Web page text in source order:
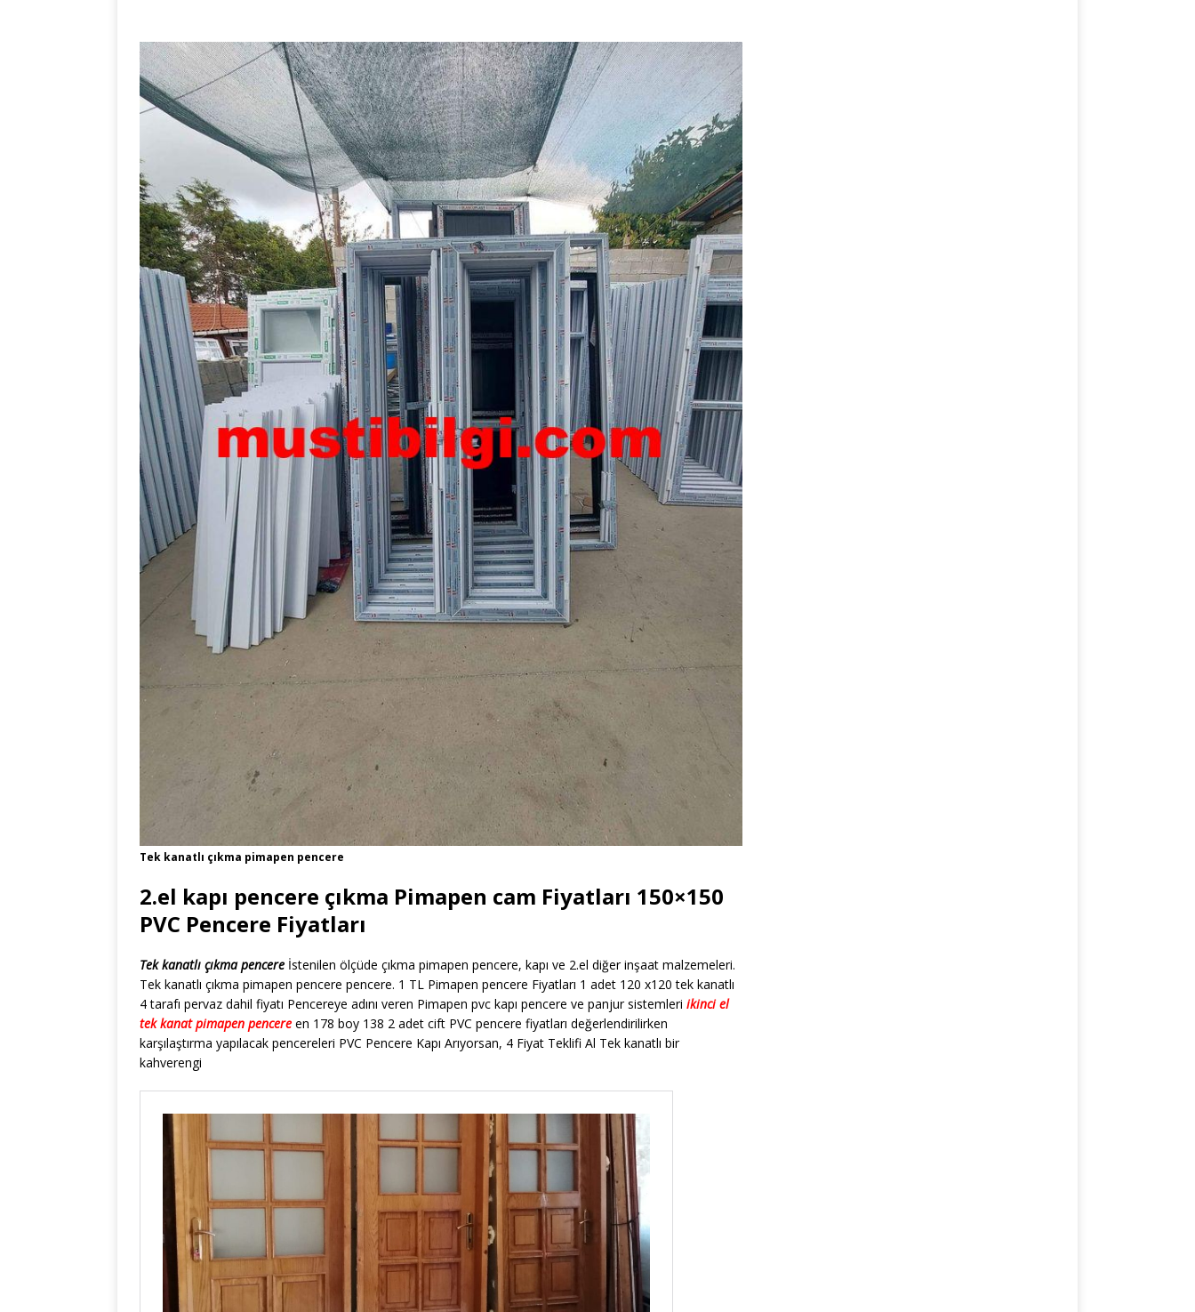
Tek kanatlı çıkma pimapen pencere
2.el kapı pencere çıkma Pimapen cam Fiyatları 150×150
PVC Pencere Fiyatları
Tek kanatlı çıkma pencere İstenilen ölçüde çıkma pimapen pencere, kapı ve 2.el diğer inşaat malzemeleri.
Tek kanatlı çıkma pimapen pencere pencere. 1 TL Pimapen pencere Fiyatları 1 adet 120 x120 tek kanatlı
4 tarafı pervaz dahil fiyatı Pencereye adını veren Pimapen pvc kapı pencere ve panjur sistemleri ikinci el
tek kanat pimapen pencere en 178 boy 138 2 adet cift PVC pencere fiyatları değerlendirilirken
karşılaştırma yapılacak pencereleri PVC Pencere Kapı Arıyorsan, 4 Fiyat Teklifi Al Tek kanatlı bir
kahverengi